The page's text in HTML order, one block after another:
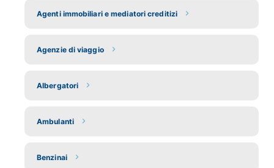
Agenti immobiliari e mediatori creditizi
Agenzie di viaggio
Albergatori
Ambulanti
Benzinai